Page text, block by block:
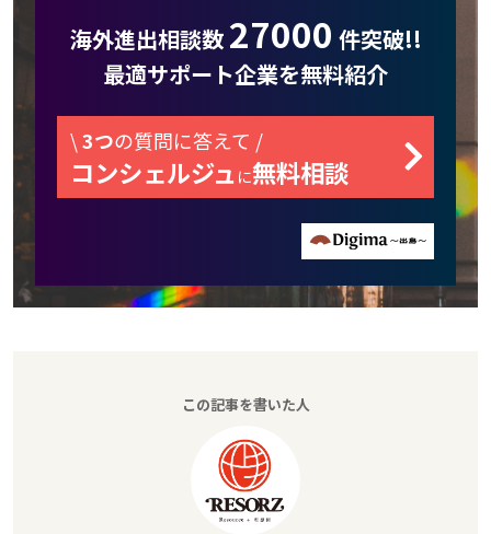
海外進出相談数 27000 件突破!!
最適サポート企業を無料紹介
\3つの質問に答えて /
コンシェルジュ に無料相談
この記事を書いた人